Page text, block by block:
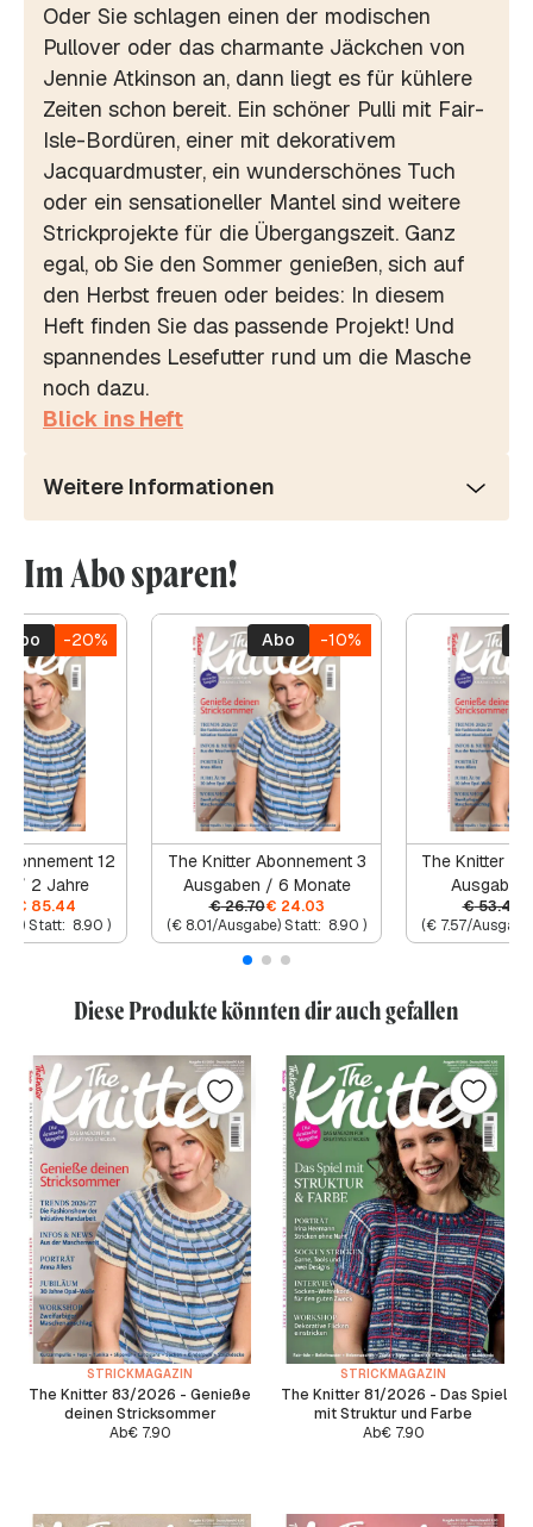
Oder Sie schlagen einen der modischen
Pullover oder das charmante Jäckchen von
Jennie Atkinson an, dann liegt es für kühlere
Zeiten schon bereit. Ein schöner Pulli mit Fair-
Isle-Bordüren, einer mit dekorativem
Jacquardmuster, ein wunderschönes Tuch
oder ein sensationeller Mantel sind weitere
Strickprojekte für die Übergangszeit. Ganz
egal, ob Sie den Sommer genießen, sich auf
den Herbst freuen oder beides: In diesem
Heft finden Sie das passende Projekt! Und
spannendes Lesefutter rund um die Masche
noch dazu.
Blick ins Heft
Weitere Informationen
Im Abo sparen!
Abo -20%
12
/ 2 Jahre
€ 85.44
Statt: 8.90 )
Abo -10%
The Knitter Abonnement 3
Ausgaben / 6 Monate
€26.70€ 24.03
(€ 8.01/Ausgabe) Statt: 8.90 )
The Knitter
€53.40
(€ 7.57/
Diese Produkte könnten dir auch gefallen
STRICKMAGAZIN
The Knitter 83/2026 - Genieße
deinen Stricksommer
Ab€7.90
STRICKMAGAZIN
The Knitter 81/2026 - Das Spiel
mit Struktur und Farbe
Ab€7.90